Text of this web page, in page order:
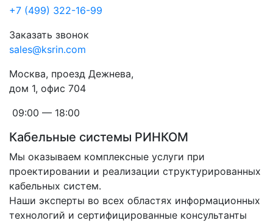
+7 (499) 322-16-99
Заказать звонок
sales@ksrin.com
Москва, проезд Дежнева,
дом 1, офис 704
09:00 — 18:00
Кабельные системы РИНКОМ
Мы оказываем комплексные услуги при
проектировании и реализации структурированных
кабельных систем.
Наши эксперты во всех областях информационных
технологий и сертифицированные консультанты